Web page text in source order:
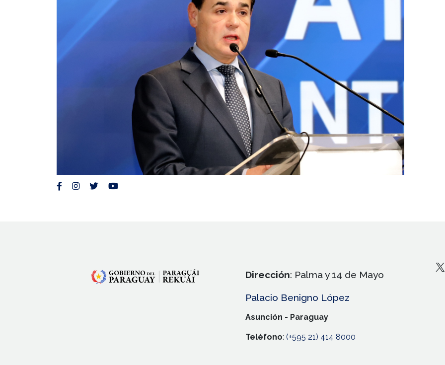
Dirección: Palma y 14 de Mayo
Palacio Benigno López
Asunción - Paraguay
Teléfono: (+595 21) 414 8000
X